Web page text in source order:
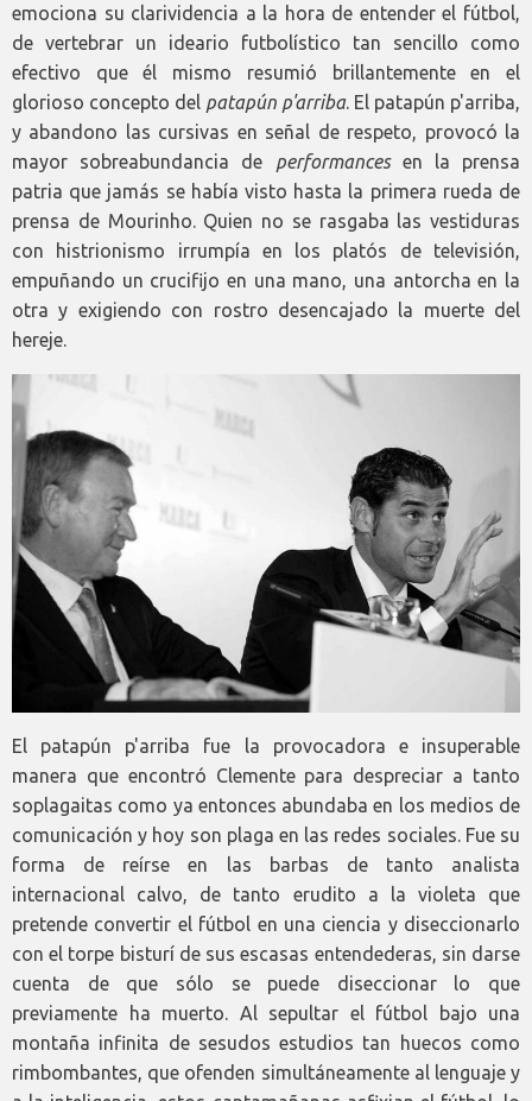
emociona su clarividencia a la hora de entender el fútbol,
de vertebrar un ideario futbolístico tan sencillo como
efectivo que él mismo resumió brillantemente en el
glorioso concepto del patapún p'arriba. El patapún p'arriba,
y abandono las cursivas en señal de respeto, provocó la
mayor sobreabundancia de performancesen la prensa
patria que jamás se había visto hasta la primera rueda de
prensa de Mourinho. Quien no se rasgaba las vestiduras
con histrionismo irrumpía en los platós de televisión,
empuñando un crucifijo en una mano, una antorcha en la
otra y exigiendo con rostro desencajado la muerte del
hereje.
El patapún p'arriba fue la provocadora e insuperable
manera que encontró Clemente para despreciar a tanto
soplagaitas como ya entonces abundaba en los medios de
comunicación y hoy son plaga en las redes sociales. Fue su
forma de reírse en las barbas de tanto analista
internacional calvo, de tanto erudito a la violeta que
pretende convertir el fútbol en una ciencia y diseccionarlo
con el torpe bisturí de sus escasas entendederas, sin darse
cuenta de que sólo se puede diseccionar lo que
previamente ha muerto. Al sepultar el fútbol bajo una
montaña infinita de sesudos estudios tan huecos como
rimbombantes, que ofenden simultáneamente al lenguaje y